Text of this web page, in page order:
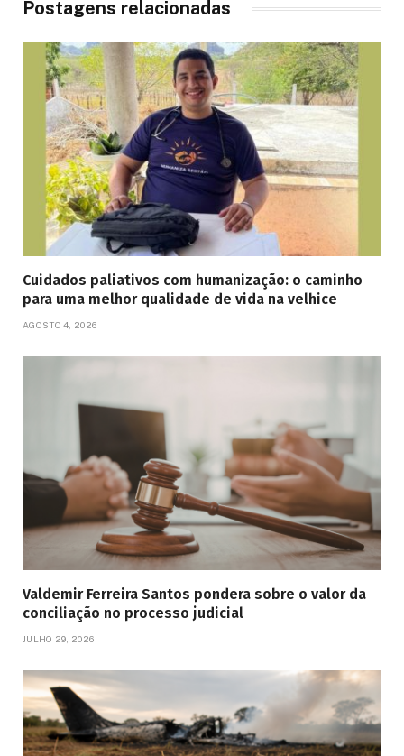
Postagens relacionadas
Cuidados paliativos com humanização: o caminho
para uma melhor qualidade de vida na velhice
AGOSTO 4, 2026
Valdemir Ferreira Santos pondera sobre o valor da
conciliação no processo judicial
JULHO 29, 2026